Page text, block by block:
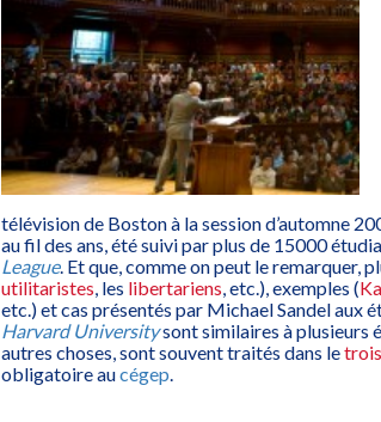
télévision de Boston à la session d’automne
au fil des ans, été suivi par plus de 15000
League. Et que, comme on peut le remarquer,
utilitaristes , les libertariens , etc.), exemples (
etc.) et cas présentés par Michael Sandel aux
Harvard Universitysont similaires à plusieurs
autres choses, sont souvent traités dans le
obligatoire aucégep